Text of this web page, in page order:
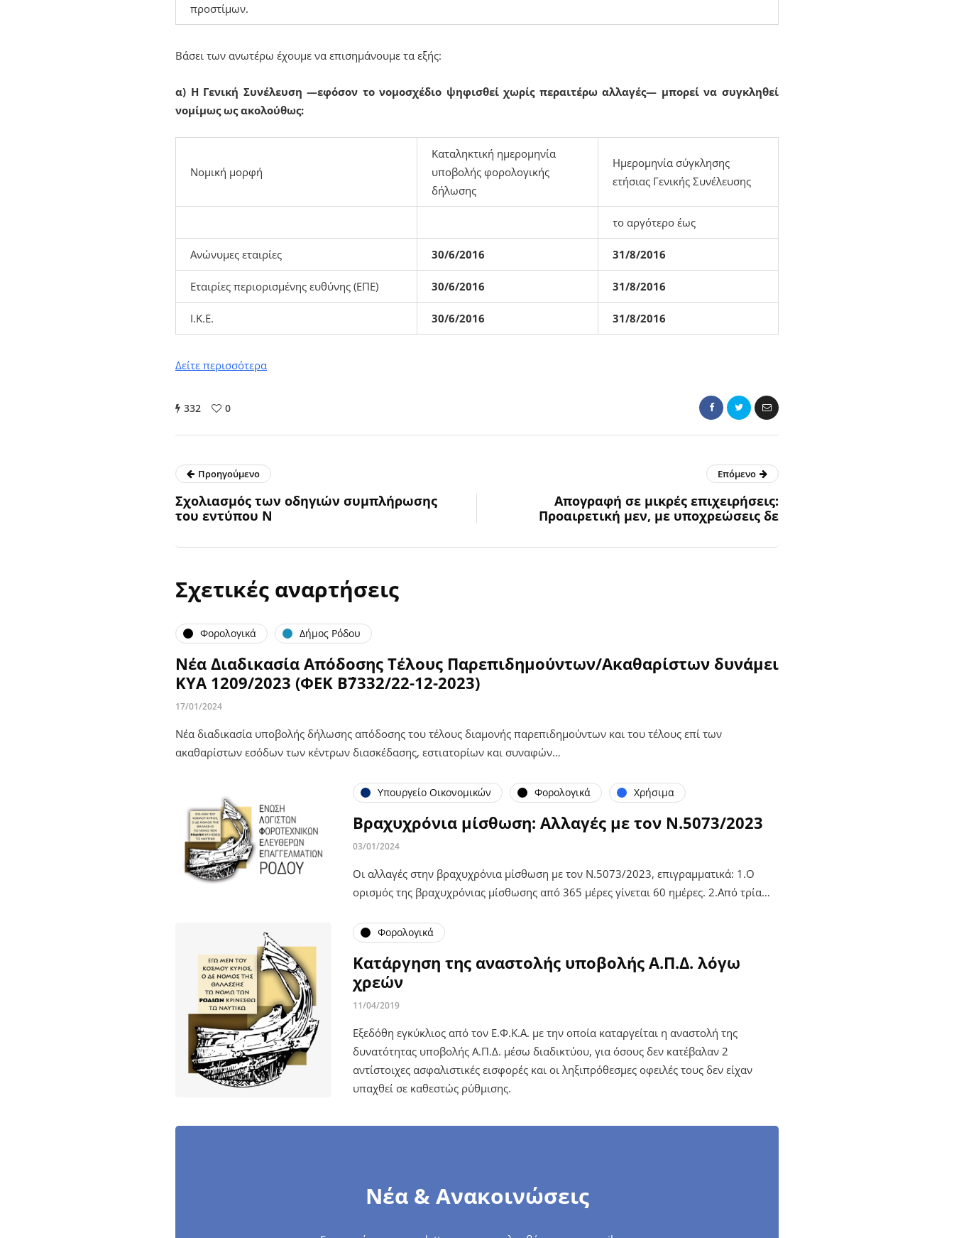
προστίμων.
Βάσει των ανωτέρω έχουμε να επισημάνουμε τα εξής:
α) Η Γενική Συνέλευση —εφόσον το νομοσχέδιο ψηφισθεί χωρίς περαιτέρω αλλαγές— μπορεί να συγκληθεί
νομίμως ως ακολούθως:
Νομική μορφή
Καταληκτική ημερομηνία
υποβολής φορολογικής
δήλωσης
Ημερομηνία σύγκλησης
ετήσιας Γενικής Συνέλευσης
το αργότερο έως
Ανώνυμες εταιρίες 30/6/2016 31/8/2016
Εταιρίες περιορισμένης ευθύνης (ΕΠΕ) 30/6/2016 31/8/2016
Ι.Κ.Ε. 30/6/2016 31/8/2016
Δείτε περισσότερα
332 0
Προηγούμενο
Σχολιασμός των οδηγιών συμπλήρωσης
του εντύπου Ν
Επόμενο
Απογραφή σε μικρές επιχειρήσεις:
Προαιρετική μεν, με υποχρεώσεις δε
Σχετικές αναρτήσεις
Φορολογικά Δήμος Ρόδου
Νέα Διαδικασία Απόδοσης Τέλους Παρεπιδημούντων/Ακαθαρίστων δυνάμει
ΚΥΑ 1209/2023 (ΦΕΚ Β΄7332/22-12-2023)
17/01/2024
Νέα διαδικασία υποβολής δήλωσης απόδοσης του τέλους διαμονής παρεπιδημούντων και του τέλους επί των
ακαθαρίστων εσόδων των κέντρων διασκέδασης, εστιατορίων και συναφών…
Υπουργείο Οικονομικών Φορολογικά Χρήσιμα
Βραχυχρόνια μίσθωση: Αλλαγές με τον Ν.5073/2023
03/01/2024
Οι αλλαγές στην βραχυχρόνια μίσθωση με τον Ν.5073/2023, επιγραμματικά: 1.Ο
ορισμός της βραχυχρόνιας μίσθωσης από 365 μέρες γίνεται 60 ημέρες. 2.Από τρία…
Φορολογικά
Κατάργηση της αναστολής υποβολής Α.Π.Δ. λόγω
χρεών
11/04/2019
Εξεδόθη εγκύκλιος από τον Ε.Φ.Κ.Α. με την οποία καταργείται η αναστολή της
δυνατότητας υποβολής Α.Π.Δ. μέσω διαδικτύου, για όσους δεν κατέβαλαν 2
αντίστοιχες ασφαλιστικές εισφορές και οι ληξιπρόθεσμες οφειλές τους δεν είχαν
υπαχθεί σε καθεστώς ρύθμισης.
Νέα & Ανακοινώσεις